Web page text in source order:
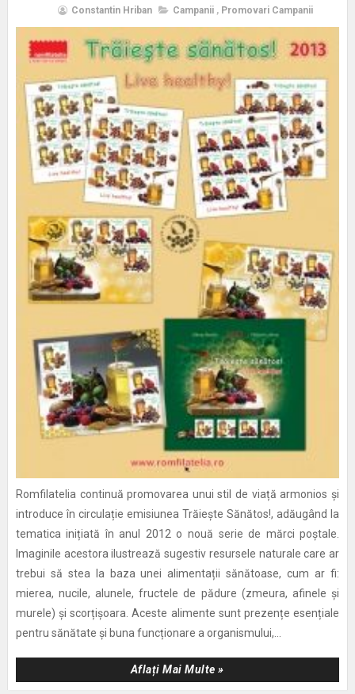
Constantin Hriban Campanii , Promovari Campanii
Romfilatelia continuă promovarea unui stil de viață armonios și
introduce în circulație emisiunea Trăiește Sănătos!, adăugând la
tematica inițiată în anul 2012 o nouă serie de mărci poștale.
Imaginile acestora ilustrează sugestiv resursele naturale care ar
trebui să stea la baza unei alimentații sănătoase, cum ar fi:
mierea, nucile, alunele, fructele de pădure (zmeura, afinele și
murele) și scorțișoara. Aceste alimente sunt prezențe esențiale
pentru sănătate și buna funcționare a organismului,...
Aflați Mai Multe »